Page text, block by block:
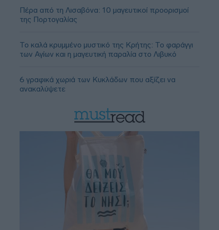
Πέρα από τη Λισαβόνα: 10 μαγευτικοί προορισμοί
της Πορτογαλίας
Το καλά κρυμμένο μυστικό της Κρήτης: Το φαράγγι
των Αγίων και η μαγευτική παραλία στο Λιβυκό
6 γραφικά χωριά των Κυκλάδων που αξίζει να
ανακαλύψετε